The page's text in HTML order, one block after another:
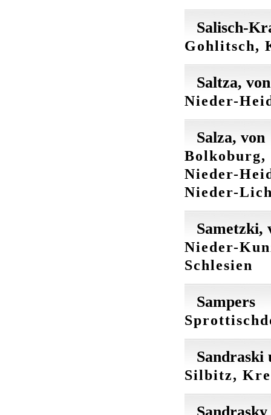
Salisch-
Gohlitsch,
Saltza, von
Nieder-
Salza, von
Bolkoburg,
Nieder-
Nieder-
Sametzki,
Nieder-
Schlesien
Sampers
Sandraski
Silbitz,